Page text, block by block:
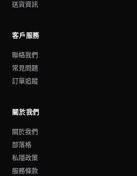
送貨資訊
客戶服務
聯絡我們
常見問題
訂單追蹤
關於我們
關於我們
部落格
私隱政策
服務條款